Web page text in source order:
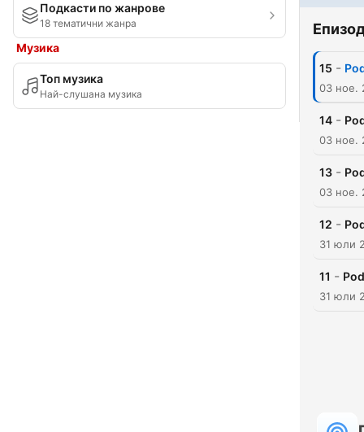
Подкасти по жанрове
18 тематични жанра
Музика
Топ музика
Най-слушана музика
15 -
03 ное.
14 -
03 ное.
13 -
03 ное.
12 -
31 юли
11 -
31 юли